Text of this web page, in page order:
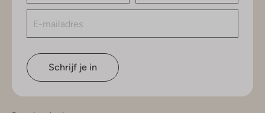
Schrijf je in